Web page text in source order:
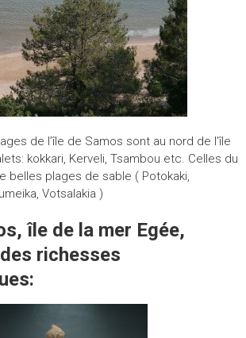
de l’île de Samos sont au nord de l’île
kokkari, Kerveli, Tsambou etc. Celles du
belles plages de sable ( Potokaki,
Votsalakia )
île de la mer Egée,
richesses